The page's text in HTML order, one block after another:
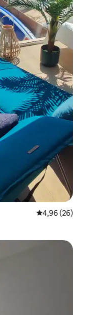
Évaluation
4,96 (26)